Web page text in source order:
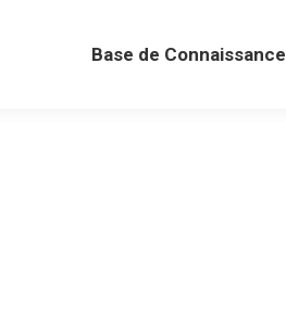
Base de Connaissance